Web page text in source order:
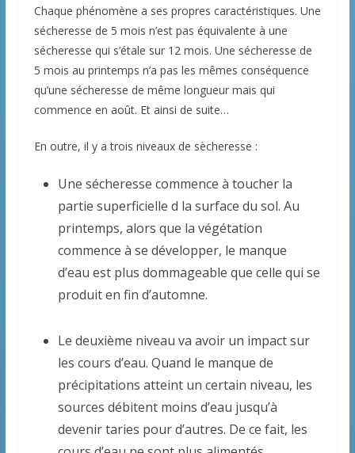
Chaque phénomène a ses propres caractéristiques. Une
sécheresse de 5 mois n’est pas équivalente à une
sécheresse qui s’étale sur 12 mois. Une sécheresse de
5 mois au printemps n’a pas les mêmes conséquence
qu’une sécheresse de même longueur mais qui
commence en août. Et ainsi de suite…
En outre, il y a trois niveaux de sècheresse :
Une sécheresse commence à toucher la
partie superficielle d la surface du sol. Au
printemps, alors que la végétation
commence à se développer, le manque
d’eau est plus dommageable que celle qui se
produit en fin d’automne.
Le deuxième niveau va avoir un impact sur
les cours d’eau. Quand le manque de
précipitations atteint un certain niveau, les
sources débitent moins d’eau jusqu’à
devenir taries pour d’autres. De ce fait, les